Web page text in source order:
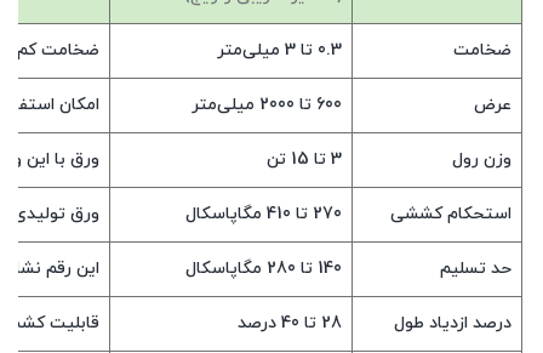
ضخامت 0.3 تا 3 میلی‌متر ضخامت کم
عرض 600 تا 2000 میلی‌متر امکان
وزن رول 3 تا 15 تن ورق‌ با این
استحکام کششی 270 تا 410 مگاپاسکال ورق تولیدی
حد تسلیم 140 تا 280 مگاپاسکال این رقم
درصد ازدیاد طول 28 تا 40 درصد قابلیت